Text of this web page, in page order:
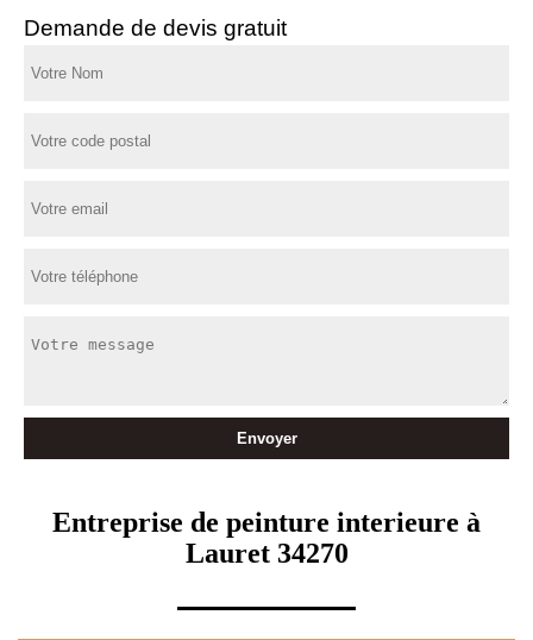
Demande de devis gratuit
Entreprise de peinture interieure à
Lauret 34270